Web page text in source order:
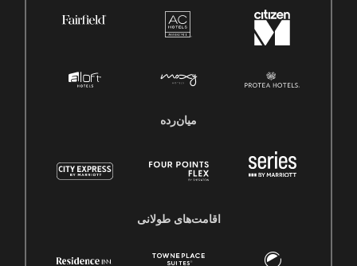
میان‌رده
اقامت‌های طولانی